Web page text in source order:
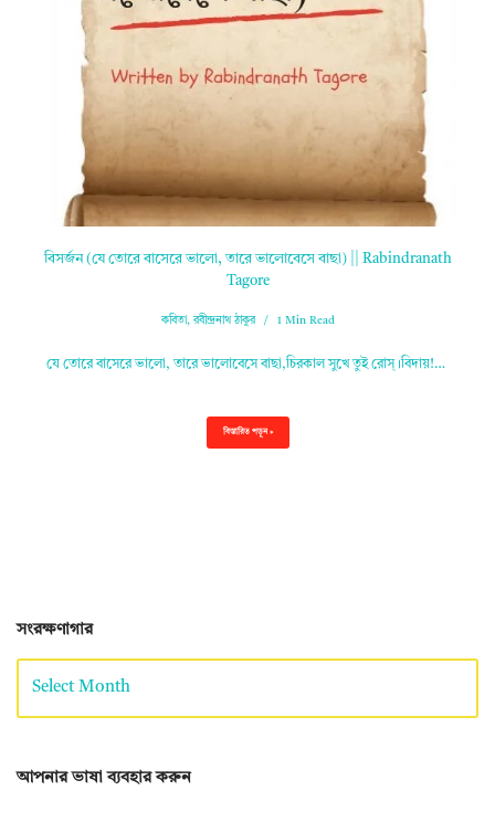
বিসর্জন (যে তোরে বাসেরে ভালো, তারে ভালোবেসে বাছা) || Rabindranath
Tagore
কবিতা,রবীন্দ্রনাথ ঠাকুর 1 Min Read
যে তোরে বাসেরে ভালো, তারে ভালোবেসে বাছা,চিরকাল সুখে তুই রোস্‌।বিদায়!…
বিস্তারিত পড়ুন »
সংরক্ষণাগার
আপনার ভাষা ব্যবহার করুন